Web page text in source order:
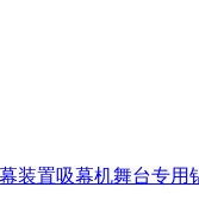
装置吸幕机舞台专用